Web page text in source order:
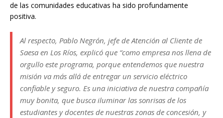
de las comunidades educativas ha sido profundamente
positiva.
Al respecto, Pablo Negrón, jefe de Atención al Cliente de
Saesa en Los Ríos, explicó que “como empresa nos llena de
orgullo este programa, porque entendemos que nuestra
misión va más allá de entregar un servicio eléctrico
confiable y seguro. Es una iniciativa de nuestra compañía
muy bonita, que busca iluminar las sonrisas de los
estudiantes y docentes de nuestras zonas de concesión, y